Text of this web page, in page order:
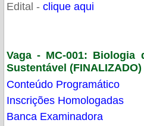
Edital - clique aqui
Vaga - MC-001: Biologia
Sustentável (FINALIZADO)
Conteúdo Programático
Inscrições Homologadas
Banca Examinadora